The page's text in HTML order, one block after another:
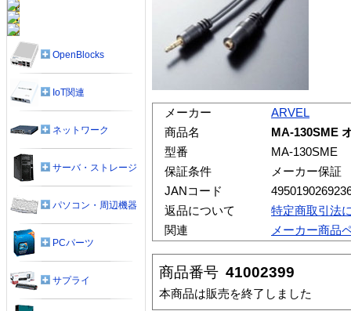
メーカー
ARVEL
商品名
MA-130SME
型番
MA-130SME
保証条件
メーカー保証
JANコード
返品について
特定商取引法
関連
メーカー商品
商品番号 41002399
本商品は販売を終了しました
OpenBlocks
IoT関連
ネットワーク
サーバ・ストレージ
パソコン・周辺機器
PCパーツ
サプライ